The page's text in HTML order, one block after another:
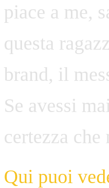
piace a me,
questa
brand, il
Se avessi
certezza
Qui puoi